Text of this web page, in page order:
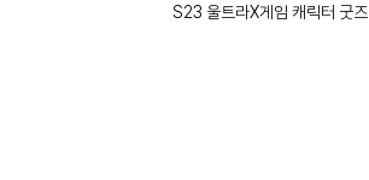
S23 울트라X게임 캐릭터 굿즈